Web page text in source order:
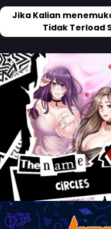
Jika Kalian
Tidak Terload